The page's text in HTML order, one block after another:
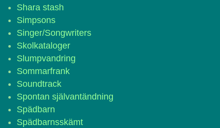
Shara stash
Simpsons
Singer/Songwriters
Skolkataloger
Slumpvandring
Sommarfrank
Soundtrack
Spontan självantändning
Spädbarn
Spädbarnsskämt